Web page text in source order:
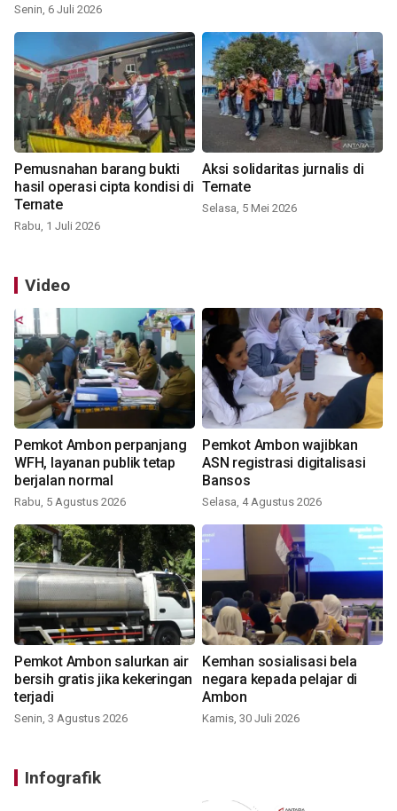
Senin, 6 Juli 2026
Pemusnahan barang bukti
hasil operasi cipta kondisi di
Ternate
Rabu, 1 Juli 2026
Aksi solidaritas jurnalis di
Ternate
Selasa, 5 Mei 2026
Video
Pemkot Ambon perpanjang
WFH, layanan publik tetap
berjalan normal
Rabu, 5 Agustus 2026
Pemkot Ambon wajibkan
ASN registrasi digitalisasi
Bansos
Selasa, 4 Agustus 2026
Pemkot Ambon salurkan air
bersih gratis jika kekeringan
terjadi
Senin, 3 Agustus 2026
Kemhan sosialisasi bela
negara kepada pelajar di
Ambon
Kamis, 30 Juli 2026
Infografik